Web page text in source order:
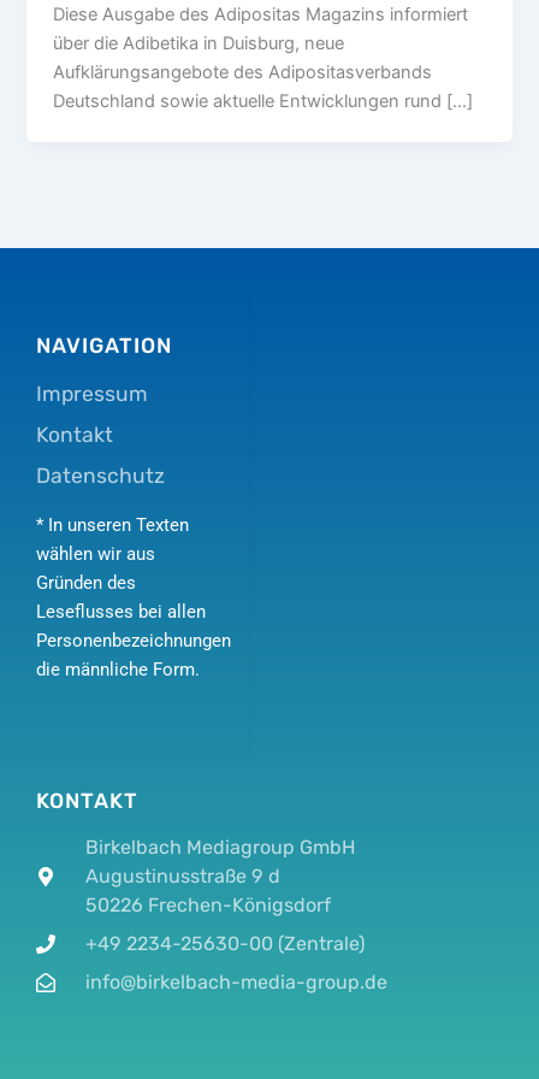
Diese Ausgabe des Adipositas Magazins informiert
über die Adibetika in Duisburg, neue
Aufklärungsangebote des Adipositasverbands
Deutschland sowie aktuelle Entwicklungen rund […]
KONTAKT
Birkelbach Mediagroup GmbH
Augustinusstraße 9 d
50226 Frechen-Königsdorf
+49 2234-25630-00 (Zentrale)
info@birkelbach-media-group.de
NAVIGATION
Impressum
Kontakt
Datenschutz
* In unseren Texten
wählen wir aus
Gründen des
Leseflusses bei allen
Personenbezeichnungen
die männliche Form.